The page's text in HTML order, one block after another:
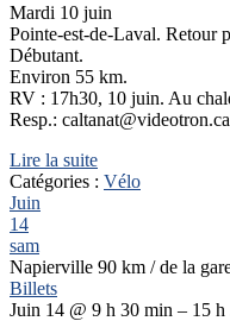
Mardi 10 juin
Pointe-est-de-Laval. Retour
Débutant.
Environ 55 km.
RV : 17h30, 10 juin. Au
Resp.: caltanat@videotron.ca
Lire la suite
Catégories : Vélo
Juin
14
sam
Napierville 90 km / de la
Billets
Juin 14 @ 9 h 30 min – 15 h